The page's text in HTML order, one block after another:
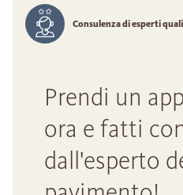
Consulenza di esperti
Prendi un
ora e fatti
dall'esperto